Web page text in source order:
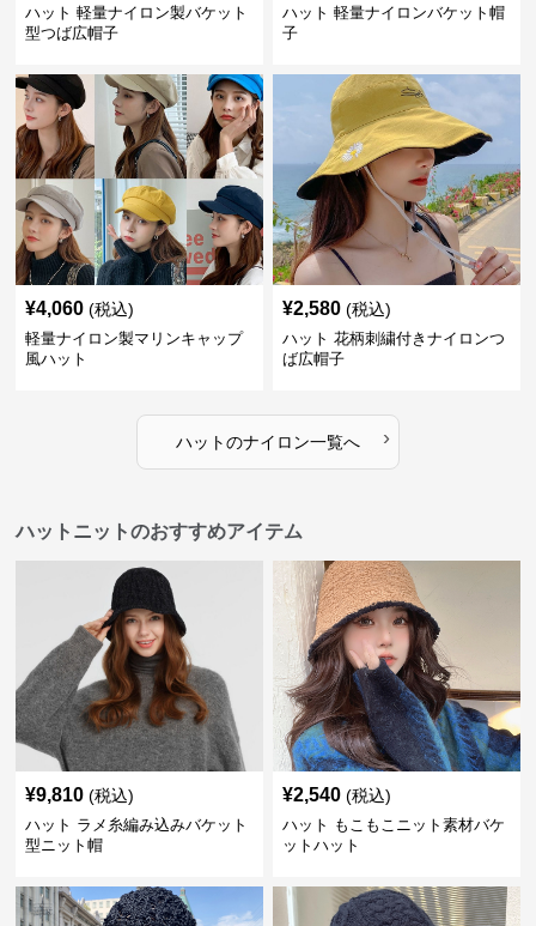
ハット 軽量ナイロン製バケット
型つば広帽子
ハット 軽量ナイロンバケット帽
子
¥4,060 (税込)
軽量ナイロン製マリンキャップ
風ハット
¥2,580 (税込)
ハット 花柄刺繍付きナイロンつ
ば広帽子
ハットのナイロン一覧へ ›
ハットニットのおすすめアイテム
¥9,810 (税込)
ハット ラメ糸編み込みバケット
型ニット帽
¥2,540 (税込)
ハット もこもこニット素材バケ
ットハット